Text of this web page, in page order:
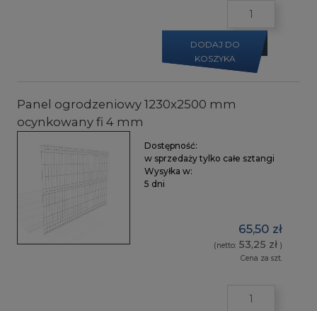
DODAJ DO
KOSZYKA
Panel ogrodzeniowy 1230x2500 mm
ocynkowany fi 4 mm
Dostępność:
w sprzedaży tylko całe sztangi
Wysyłka w:
5 dni
65,50 zł
(netto: 53,25 zł )
Cena za szt.